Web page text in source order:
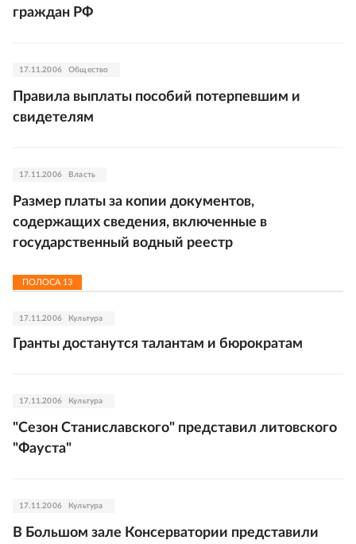
граждан РФ
17.11.2006 Общество
Правила выплаты пособий потерпевшим и
свидетелям
17.11.2006 Власть
Размер платы за копии документов,
содержащих сведения, включенные в
государственный водный реестр
ПОЛОСА 13
17.11.2006 Культура
Гранты достанутся талантам и бюрократам
17.11.2006 Культура
"Сезон Станиславского" представил литовского
"Фауста"
17.11.2006 Культура
В Большом зале Консерватории представили